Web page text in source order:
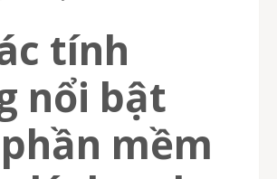
tính
nổi bật
mềm